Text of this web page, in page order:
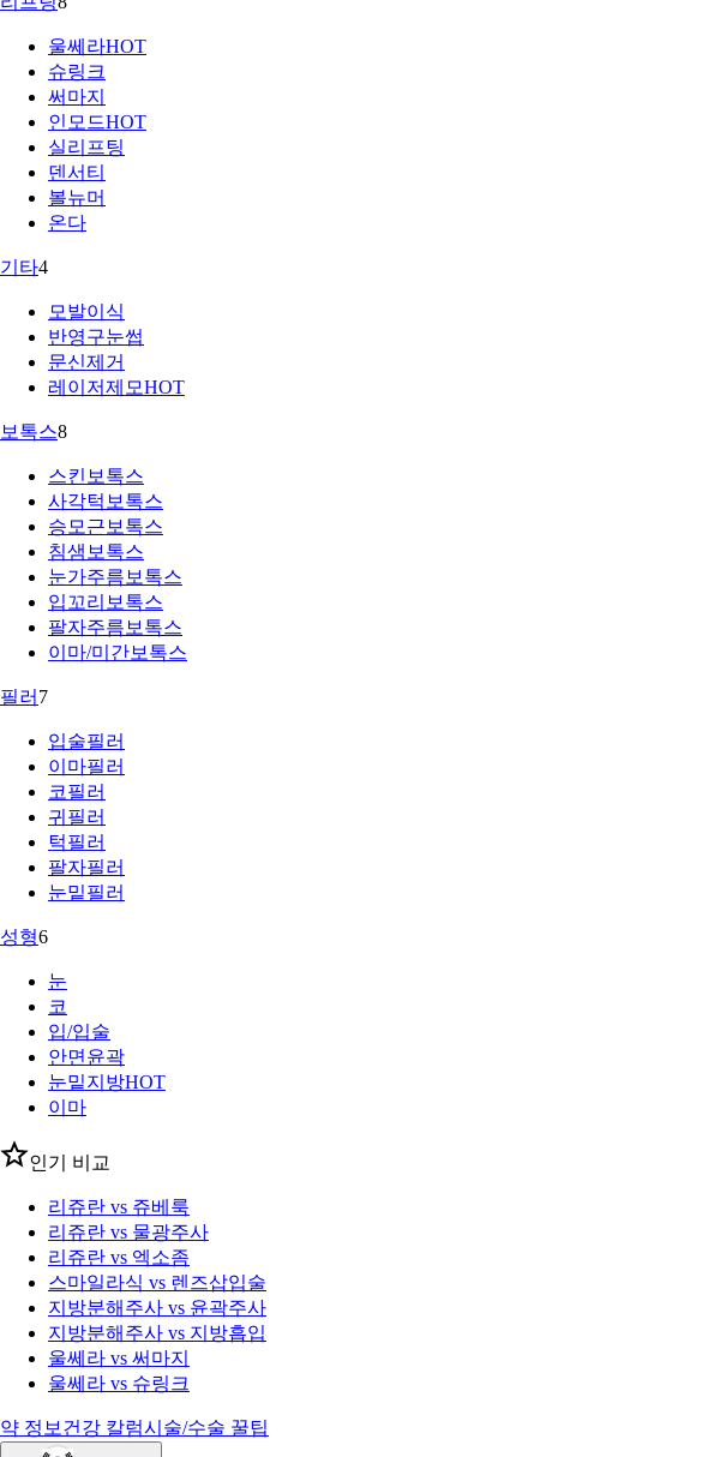
울쎄라HOT
슈링크
써마지
인모드HOT
실리프팅
덴서티
볼뉴머
온다
기타4
모발이식
반영구눈썹
문신제거
레이저제모HOT
보톡스8
스킨보톡스
사각턱보톡스
승모근보톡스
침샘보톡스
눈가주름보톡스
입꼬리보톡스
팔자주름보톡스
이마/미간보톡스
필러 7
입술필러
이마필러
코필러
귀필러
턱필러
팔자필러
눈밑필러
성형6
눈
코
입/입술
안면윤곽
눈밑지방HOT
이마
인기 비교
리쥬란 vs 쥬베룩
리쥬란 vs 물광주사
리쥬란 vs 엑소좀
스마일라식 vs 렌즈삽입술
지방분해주사 vs 윤곽주사
지방분해주사 vs 지방흡입
울쎄라 vs 써마지
울쎄라 vs 슈링크
약 정보 건강 칼럼시술/수술 꿀팁